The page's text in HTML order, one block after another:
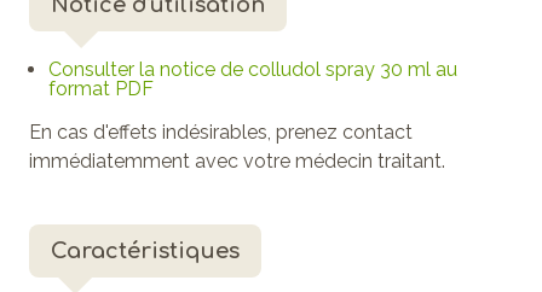
Consulter la notice de colludol spray 30 ml au
format PDF
En cas d'effets indésirables, prenez contact
immédiatemment avec votre médecin traitant.
Caractéristiques